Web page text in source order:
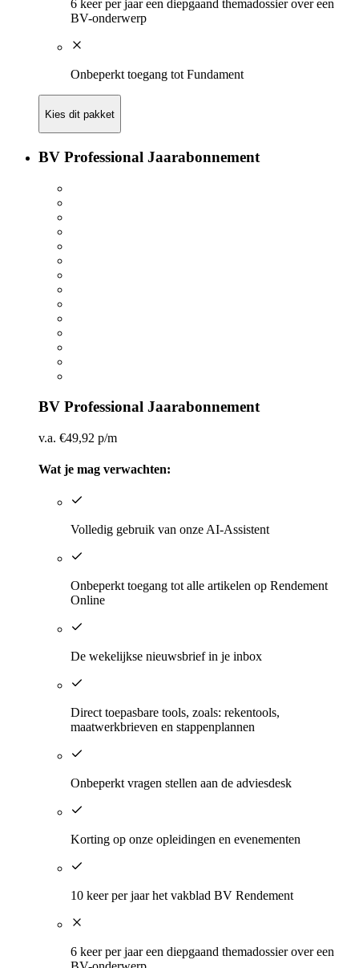
6 keer per jaar een diepgaand themadossier over een
BV-onderwerp
Onbeperkt toegang tot Fundament​
Kies dit pakket
BV Professional Jaarabonnement
BV Professional Jaarabonnement
v.a. €49,92 p/m
Wat je mag verwachten:
​Volledig gebruik van onze AI-Assistent
​Onbeperkt toegang tot alle artikelen op Rendement
Online
De wekelijkse nieuwsbrief in je inbox
Direct toepasbare tools, zoals: rekentools,
maatwerkbrieven en stappenplannen
Onbeperkt vragen stellen aan de adviesdesk
Korting op onze opleidingen en evenementen​
​10 keer per jaar het vakblad BV Rendement
6 keer per jaar een diepgaand themadossier over een